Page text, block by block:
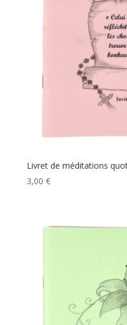
Livret de méditations
3,00 €